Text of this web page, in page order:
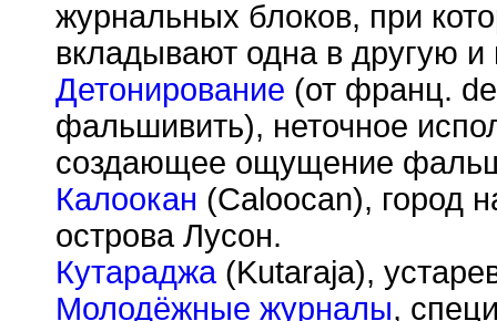
журнальных блоков, при
вкладывают одна в другую и
Детонирование (от франц.
фальшивить), неточное
создающее ощущение
Калоокан (Caloocan), город
острова Лусон.
Кутараджа(Kutaraja),
Молодёжные журналы,